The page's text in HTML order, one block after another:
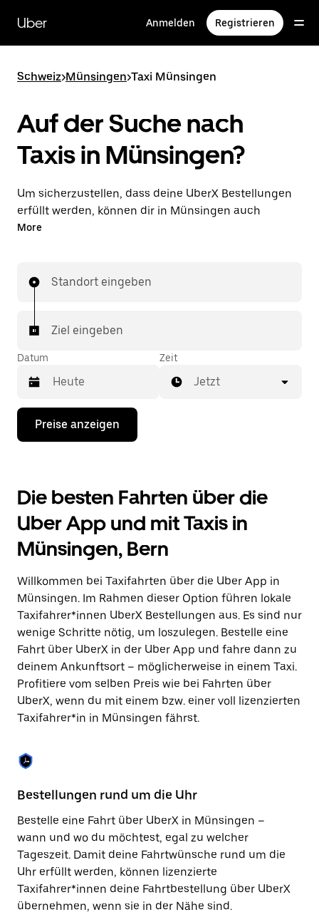
zum
Hauptinhalt
Uber Anmelden Registrieren
Schweiz>Münsingen>Taxi Münsingen
Auf der Suche nach
Taxis in Münsingen?
Um sicherzustellen, dass deine UberX Bestellungen
erfüllt werden, können dir in Münsingen auch
lizenzierte Taxifahrer*innen zugewiesen werden. In
Preise, die du von UberX kennst, während du mit
In einigen Städten der Schweiz kannst du in der
Uber App gezielt ein Taxi bestellen, wenn du sicher
sein möchtest, dass dir ein Taxi für deine Fahrt
zugewiesen wird.
More
Standort eingeben
Ziel eingeben
Datum
Drücke
Nach-
mit
dem
Kalender
zu
interagieren
und
Datum
auszuwählen.
Drücke
die
Escape-
Taste,
um
den
Kalender
zu
schließen.
Zeit
Jetzt
Preise anzeigen
Die besten Fahrten über die
Uber App und mit Taxis in
Münsingen, Bern
Willkommen bei Taxifahrten über die Uber App in
Münsingen. Im Rahmen dieser Option führen lokale
Taxifahrer*innen UberX Bestellungen aus. Es sind nur
wenige Schritte nötig, um loszulegen. Bestelle eine
Fahrt über UberX in der Uber App und fahre dann zu
deinem Ankunftsort – möglicherweise in einem Taxi.
Profitiere vom selben Preis wie bei Fahrten über
UberX, wenn du mit einem bzw. einer voll lizenzierten
Taxifahrer*in in Münsingen fährst.
Bestellungen rund um die Uhr
Bestelle eine Fahrt über UberX in Münsingen –
wann und wo du möchtest, egal zu welcher
Tageszeit. Damit deine Fahrtwünsche rund um die
Uhr erfüllt werden, können lizenzierte
Taxifahrer*innen deine Fahrtbestellung über UberX
übernehmen, wenn sie in der Nähe sind.